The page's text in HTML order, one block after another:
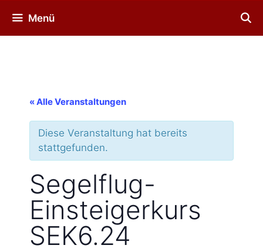
Menü
« Alle Veranstaltungen
Diese Veranstaltung hat bereits
stattgefunden.
Segelflug-
Einsteigerkurs
SEK6.24